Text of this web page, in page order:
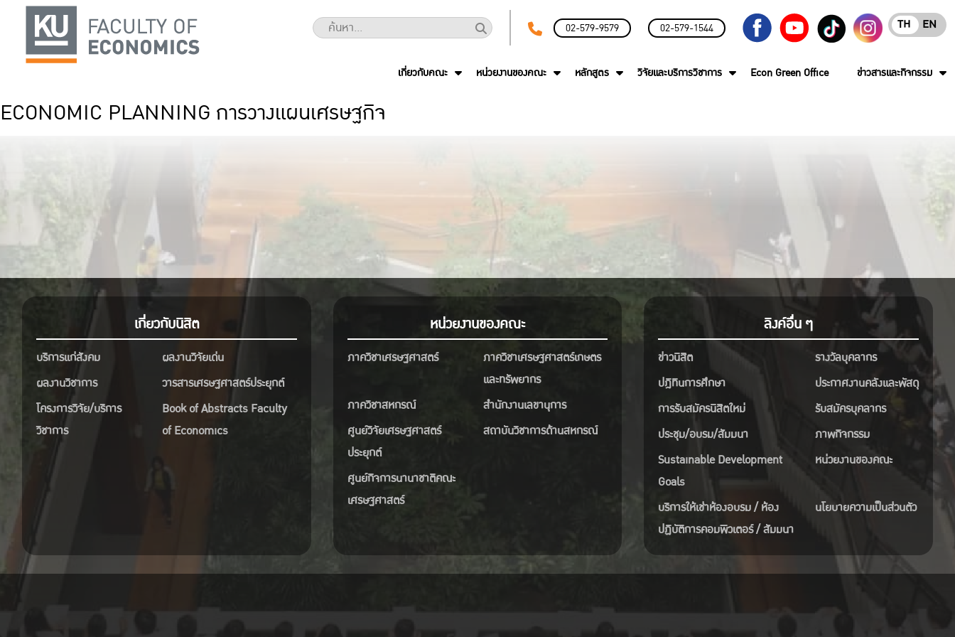
02-579-9579 02-579-1544 EN
TH
เกี่ยวกับคณะ หน่วยงานของคณะ หลักสูตร วิจัยและบริการวิชาการ Econ Green Office ข่าวสารและกิจกรรม
ECONOMIC PLANNING การวางแผนเศรษฐกิจ
เกี่ยวกับนิสิต
บริการแก่สังคม
ผลงานวิจัยเด่น
ผลงานวิชาการ
วารสารเศรษฐศาสตร์ประยุกต์
โครงการวิจัย/บริการ
วิชาการ
Book of Abstracts Faculty
of Economics
หน่วยงานของคณะ
ภาควิชาเศรษฐศาสตร์
ภาควิชาเศรษฐศาสตร์เกษตร
และทรัพยากร
ภาควิชาสหกรณ์
สำนักงานเลขานุการ
ศูนย์วิจัยเศรษฐศาสตร์
ประยุกต์
สถาบันวิชาการด้านสหกรณ์
ศูนย์กิจการนานาชาติคณะ
เศรษฐศาสตร์
ลิงค์อื่น ๆ
ข่าวนิสิต
รางวัลบุคลากร
ปฎิทินการศึกษา
ประกาศงานคลังและพัสดุ
การรับสมัครนิสิตใหม่
รับสมัครบุคลากร
ประชุม/อบรม/สัมมนา
ภาพกิจกรรม
Sustainable Development
Goals
หน่วยงานของคณะ
บริการให้เช่าห้องอบรม / ห้อง
ปฏิบัติการคอมพิวเตอร์ / สัมมนา
นโยบายความเป็นส่วนตัว